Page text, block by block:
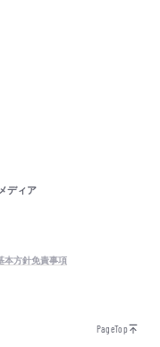
ディア
本方針免責事項
PageTop